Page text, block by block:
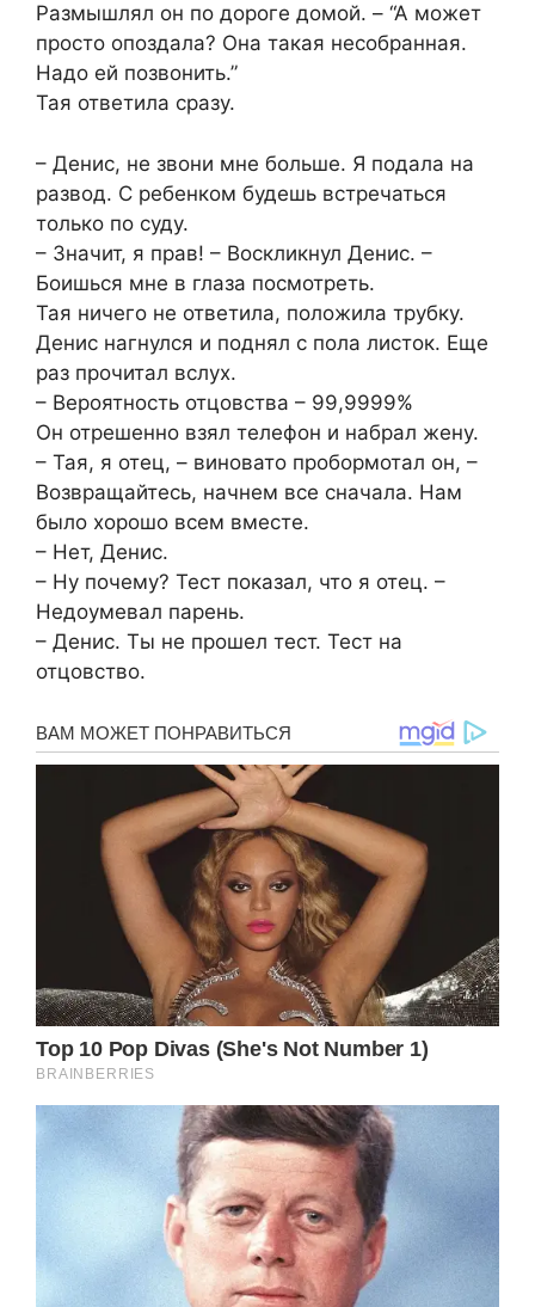
Размышлял он по дороге домой. – “А может
просто опоздала? Она такая несобранная.
Надо ей позвонить.”
Тая ответила сразу.
– Денис, не звони мне больше. Я подала на
развод. С ребенком будешь встречаться
только по суду.
– Значит, я прав! – Воскликнул Денис. –
Боишься мне в глаза посмотреть.
Тая ничего не ответила, положила трубку.
Денис нагнулся и поднял с пола листок. Еще
раз прочитал вслух.
– Вероятность отцовства – 99,9999%
Он отрешенно взял телефон и набрал жену.
– Тая, я отец, – виновато пробормотал он, –
Возвращайтесь, начнем все сначала. Нам
было хорошо всем вместе.
– Нет, Денис.
– Ну почему? Тест показал, что я отец. –
Недоумевал парень.
– Денис. Ты не прошел тест. Тест на
отцовство.